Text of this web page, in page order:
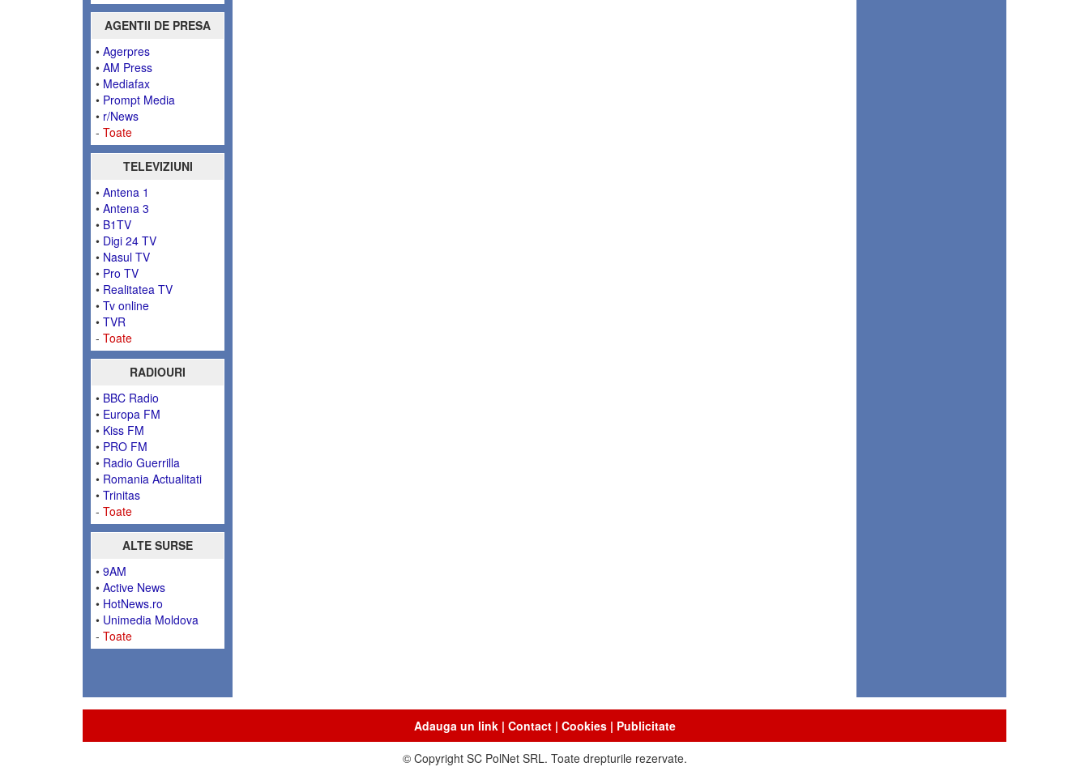
AGENTII DE PRESA
• Agerpres
• AM Press
• Mediafax
• Prompt Media
• r/News
- Toate
TELEVIZIUNI
• Antena 1
• Antena 3
• B1TV
• Digi 24 TV
• Nasul TV
• Pro TV
• Realitatea TV
• Tv online
• TVR
- Toate
RADIOURI
• BBC Radio
• Europa FM
• Kiss FM
• PRO FM
• Radio Guerrilla
• Romania Actualitati
• Trinitas
- Toate
ALTE SURSE
• 9AM
• Active News
• HotNews.ro
• Unimedia Moldova
- Toate
Adauga un link| Contact| Cookies| Publicitate
© Copyright SC PolNet SRL. Toate drepturile rezervate.